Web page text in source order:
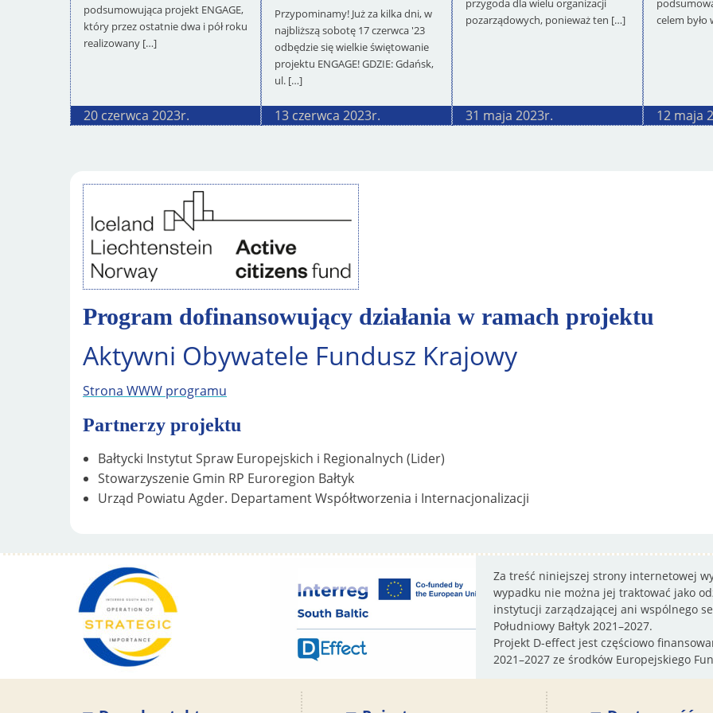
podsumowująca projekt ENGAGE,
który przez ostatnie dwa i pół roku
realizowany […]
20 czerwca 2023r.
Przypominamy! Już za kilka dni, w
najbliższą sobotę 17 czerwca '23
odbędzie się wielkie świętowanie
projektu ENGAGE! GDZIE: Gdańsk,
ul. […]
13 czerwca 2023r.
przygoda dla wielu organizacji
pozarządowych, ponieważ ten […]
31 maja 2023r.
celem
12 maja
Program dofinansowujący działania w ramach projektu
Aktywni Obywatele Fundusz Krajowy
Strona WWW programu
Partnerzy projektu
Bałtycki Instytut Spraw Europejskich i Regionalnych (Lider)
Stowarzyszenie Gmin RP Euroregion Bałtyk
Urząd Powiatu Agder. Departament Współtworzenia i Internacjonalizacji
Za treść niniejszej strony internetowej
wypadku nie można jej traktować jako
instytucji zarządzającej ani wspólnego
Południowy Bałtyk 2021–2027.
Projekt D-effect jest częściowo
2021–2027 ze środków Europejskiego